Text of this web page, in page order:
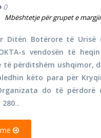
0
Mbështetje për grupet e
Ditën Botërore të Urisë
s vendosën të
përditshëm ushqimor,
këto para për
do të përdorë
...